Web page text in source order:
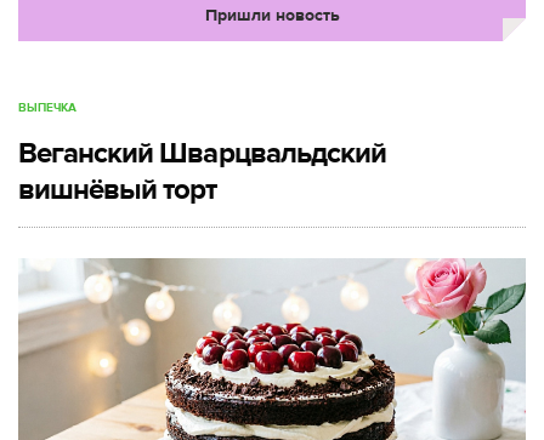
Пришли новость
ВЫПЕЧКА
Веганский Шварцвальдский
вишнёвый торт